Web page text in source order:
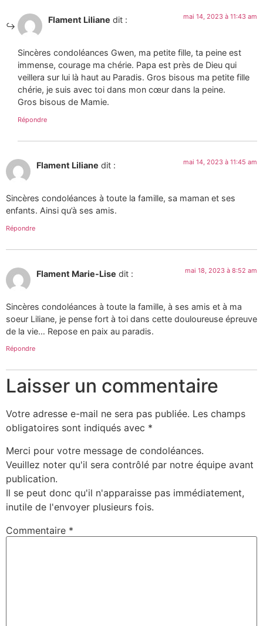
Flament Liliane dit : mai 14, 2023 à 11:43 am
Sincères condoléances Gwen, ma petite fille, ta peine est
immense, courage ma chérie. Papa est près de Dieu qui
veillera sur lui là haut au Paradis. Gros bisous ma petite fille
chérie, je suis avec toi dans mon cœur dans la peine.
Gros bisous de Mamie.
Répondre
Flament Liliane dit : mai 14, 2023 à 11:45 am
Sincères condoléances à toute la famille, sa maman et ses
enfants. Ainsi qu’à ses amis.
Répondre
Flament Marie-Lise dit : mai 18, 2023 à 8:52 am
Sincères condoléances à toute la famille, à ses amis et à ma
soeur Liliane, je pense fort à toi dans cette douloureuse épreuve
de la vie… Repose en paix au paradis.
Répondre
Laisser un commentaire
Votre adresse e-mail ne sera pas publiée. Les champs
obligatoires sont indiqués avec *
Merci pour votre message de condoléances.
Veuillez noter qu'il sera contrôlé par notre équipe avant
publication.
Il se peut donc qu'il n'apparaisse pas immédiatement,
inutile de l'envoyer plusieurs fois.
Commentaire *